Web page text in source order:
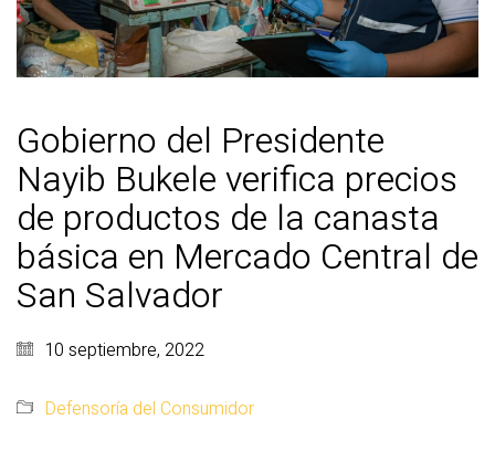
Gobierno del Presidente
Nayib Bukele verifica precios
de productos de la canasta
básica en Mercado Central de
San Salvador
10 septiembre, 2022
Defensoría del Consumidor